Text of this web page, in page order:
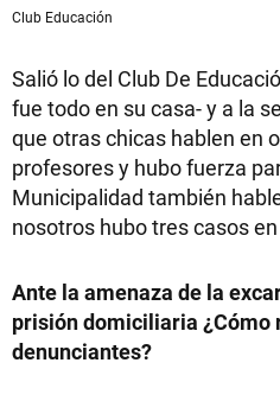
Club Educación
Salió lo del Club De
fue todo en su casa- y a la
que otras chicas hablen en
profesores y hubo fuerza
Municipalidad también
nosotros hubo tres casos
Ante la amenaza de la
prisión domiciliaria ¿Cómo
denunciantes?